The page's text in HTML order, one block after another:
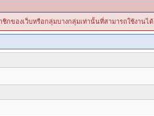
ของเว็บหรือกลุ่มบางกลุ่มเท่านั้นที่สามารถใช้งานได้